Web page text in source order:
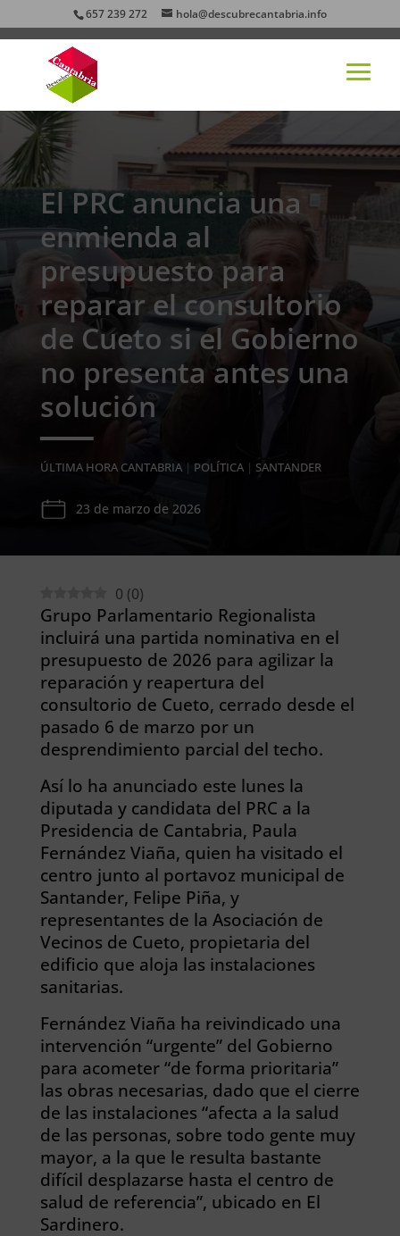
657 239 272 hola@descubrecantabria.info
El PRC anuncia una
enmienda al
presupuesto para
reparar el consultorio
de Cueto si el Gobierno
no presenta antes una
solución
ÚLTIMA HORA CANTABRIA| POLÍTICA| SANTANDER
23 de marzo de 2026
0 (0)
Grupo Parlamentario Regionalista
incluirá una partida nominativa en el
presupuesto de 2026 para agilizar la
reparación y reapertura del
consultorio de Cueto, cerrado desde el
pasado 6 de marzo por un
desprendimiento parcial del techo.
Así lo ha anunciado este lunes la
diputada y candidata del PRC a la
Presidencia de Cantabria, Paula
Fernández Viaña, quien ha visitado el
centro junto al portavoz municipal de
Santander, Felipe Piña, y
representantes de la Asociación de
Vecinos de Cueto, propietaria del
edificio que aloja las instalaciones
sanitarias.
Fernández Viaña ha reivindicado una
intervención “urgente” del Gobierno
para acometer “de forma prioritaria”
las obras necesarias, dado que el cierre
de las instalaciones “afecta a la salud
de las personas, sobre todo gente muy
mayor, a la que le resulta bastante
difícil desplazarse hasta el centro de
salud de referencia”, ubicado en El
Sardinero.